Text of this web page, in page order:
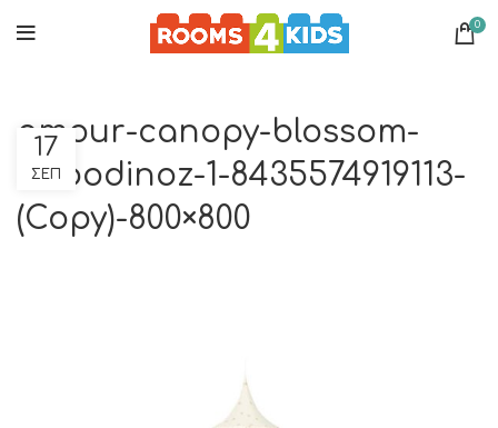
0
amour-canopy-blossom-
nobodinoz-1-8435574919113-
(Copy)-800×800
17
ΣΕΠ